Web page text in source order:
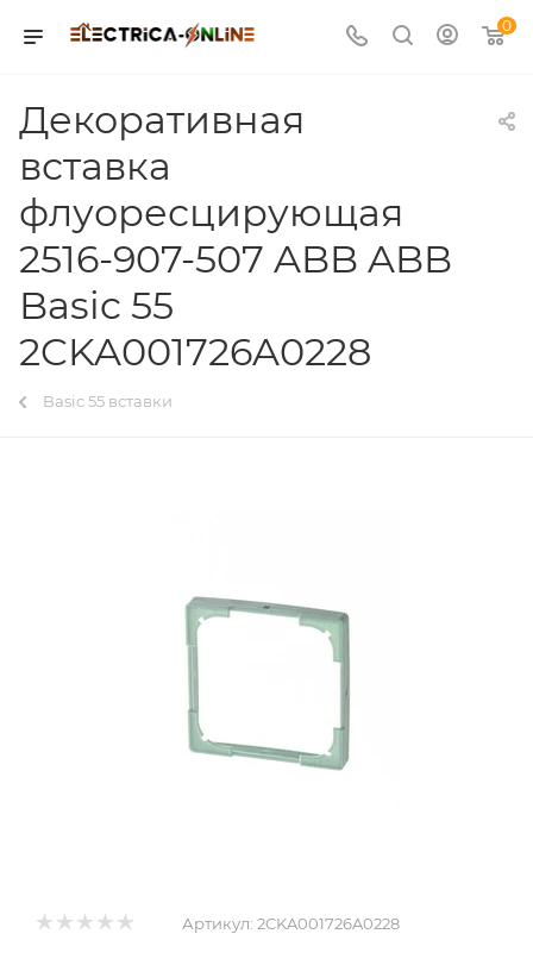
0
Декоративная
вставка
флуоресцирующая
2516-907-507 ABB ABB
Basic 55
2CKA001726A0228
Basic 55 вставки
Артикул: 2CKA001726A0228